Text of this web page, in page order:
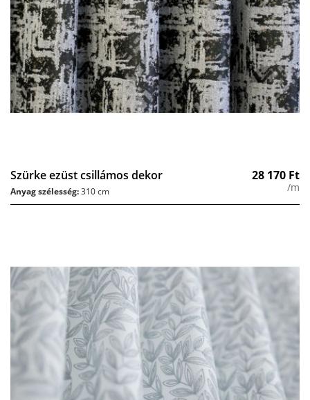
Szürke ezüst csillámos dekor 28 170 Ft
/m
Anyag szélesség:310 cm